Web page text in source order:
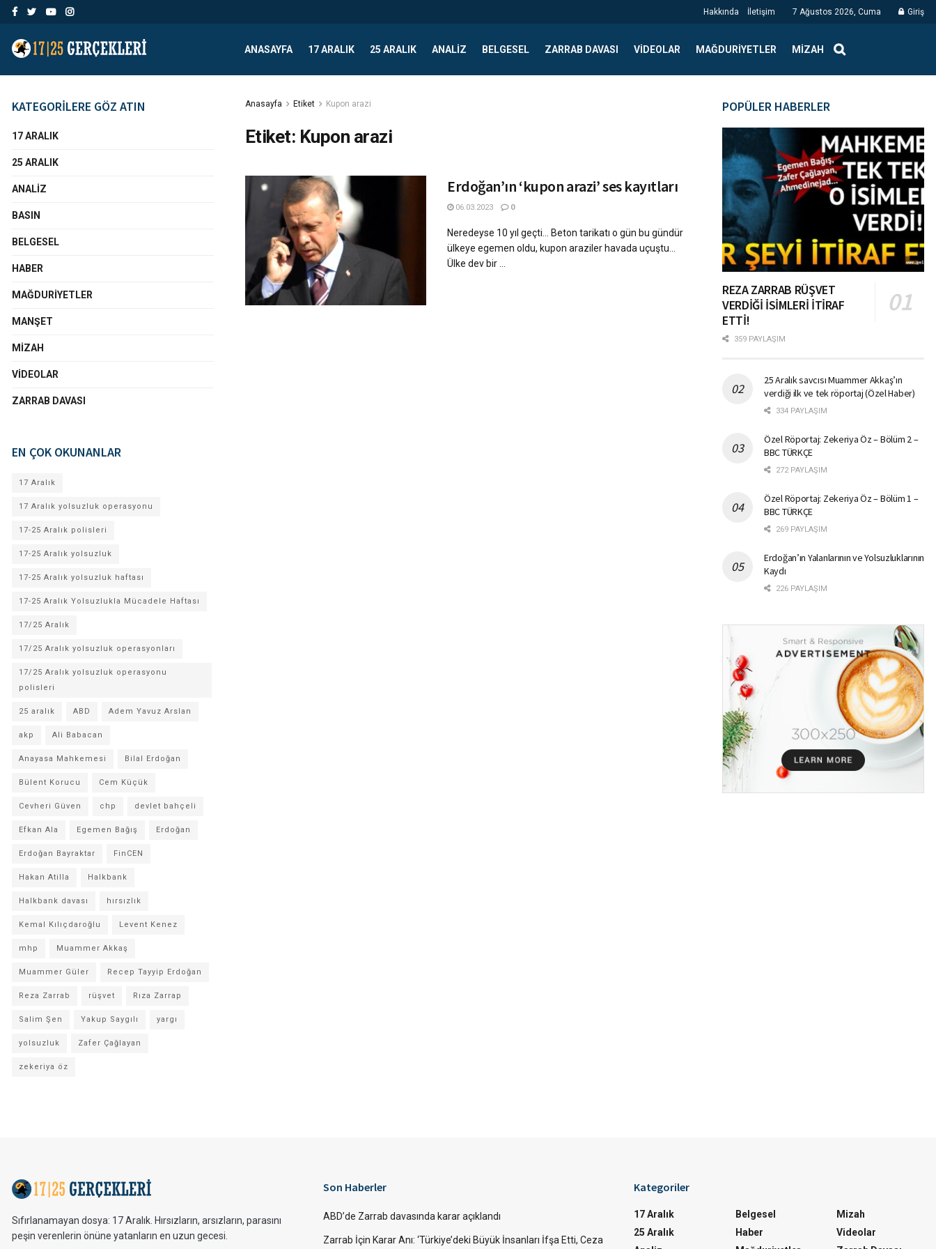
Hakkında İletişim 7 Ağustos 2026, Cuma Giriş
ANASAYFA 17 ARALIK 25 ARALIK ANALIZ BELGESEL ZARRAB DAVASI VIDEOLAR MAĞDURIYETLER MIZAH
Anasayfa Etiket Kupon arazi
Etiket: Kupon arazi
Erdoğan’ın ‘kupon arazi’ ses kayıtları
06.03.2023 0
Neredeyse 10 yıl geçti… Beton tarikatı o gün bu gündür
ülkeye egemen oldu, kupon araziler havada uçuştu…
Ülke dev bir ...
KATEGORİLERE GÖZ ATIN
17 ARALIK
25 ARALIK
ANALIZ
BASIN
BELGESEL
HABER
MAĞDURIYETLER
MANŞET
MIZAH
VIDEOLAR
ZARRAB DAVASI
EN ÇOK OKUNANLAR
17 Aralık
17 Aralık yolsuzluk operasyonu
17-25 Aralık polisleri
17-25 Aralık yolsuzluk
17-25 Aralık yolsuzluk haftası
17-25 Aralık Yolsuzlukla Mücadele Haftası
17/25 Aralık
17/25 Aralık yolsuzluk operasyonları
17/25 Aralık yolsuzluk operasyonu
polisleri
25 aralık ABD Adem Yavuz Arslan
akp Ali Babacan
Anayasa Mahkemesi Bilal Erdoğan
Bülent Korucu Cem Küçük
Cevheri Güven chp devlet bahçeli
Efkan Ala Egemen Bağış Erdoğan
Erdoğan Bayraktar FinCEN
Hakan Atilla Halkbank
Halkbank davası hırsızlık
Kemal Kılıçdaroğlu Levent Kenez
mhp Muammer Akkaş
Muammer Güler Recep Tayyip Erdoğan
Reza Zarrab rüşvet Rıza Zarrap
Salim Şen Yakup Saygılı yargı
yolsuzluk Zafer Çağlayan
zekeriya öz
POPÜLER HABERLER
REZA ZARRAB RÜŞVET
VERDİĞİ İSİMLERİ İTİRAF
ETTİ!
359 PAYLAŞIM
25 Aralık savcısı Muammer Akkaş’ın
verdiği ilk ve tek röportaj (Özel Haber)
334 PAYLAŞIM
Özel Röportaj: Zekeriya Öz – Bölüm 2 –
BBC TÜRKÇE
272 PAYLAŞIM
Özel Röportaj: Zekeriya Öz – Bölüm 1 –
BBC TÜRKÇE
269 PAYLAŞIM
Erdoğan’ın Yalanlarının ve Yolsuzluklarının
Kaydı
226 PAYLAŞIM
Sıfırlanamayan dosya: 17 Aralık. Hırsızların, arsızların, parasını
peşin verenlerin önüne yatanların en uzun gecesi.
Son Haberler
ABD’de Zarrab davasında karar açıklandı
Zarrab İçin Karar Anı: ‘Türkiye’deki Büyük İnsanları İfşa Etti, Ceza
Kategoriler
17 Aralık
25 Aralık
Belgesel
Haber
Mizah
Videolar